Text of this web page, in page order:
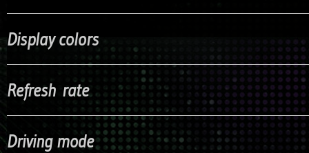
Display colors
Refresh rate
Driving mode 1 / 4